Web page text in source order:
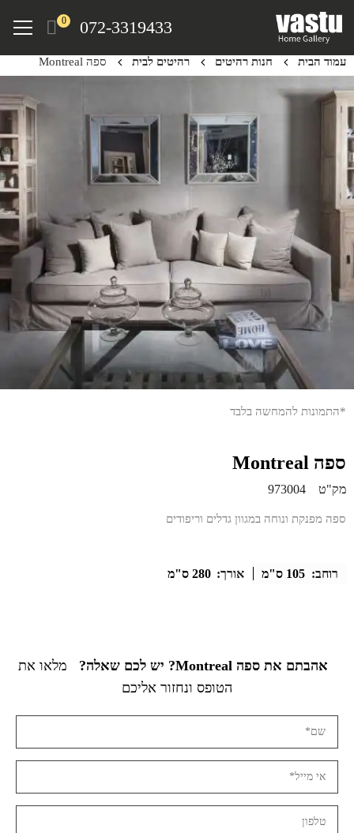
content
072-3319433
0
Menu
עמוד הבית חנות רהיטים רהיטים לבית ספה Montreal
*התמונות להמחשה בלבד
ספה Montreal
מק"ט 973004
ספה מפנקת ונוחה במגוון גדלים וריפודים
רוחב: 105 ס"מ אורך: 280 ס"מ
אהבתם את ספה Montreal? יש לכם שאלה?
מלאו את
הטופס ונחזור אליכם